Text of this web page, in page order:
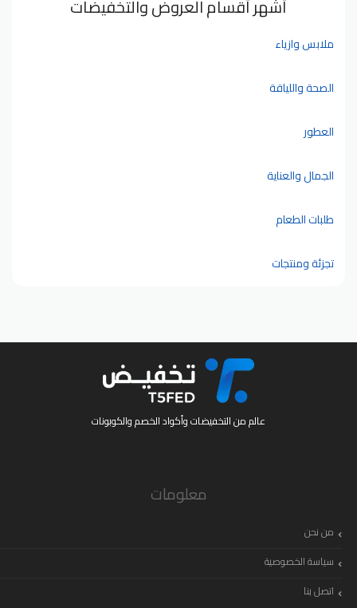
أشهر أقسام العروض والتخفيضات
ملابس وازياء
الصحة واللياقة
العطور
الجمال والعناية
طلبات الطعام
تجزئة ومنتجات
عالم من التخفيضات وأكواد الخصم والكوبونات
معلومات
من نحن
سياسة الخصوصية
اتصل بنا